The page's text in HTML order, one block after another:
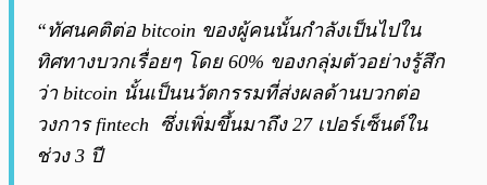
“ทัศนคติต่อ bitcoin ของผู้คนนั้นกำลังเป็นไปใน
ทิศทางบวกเรื่อยๆ โดย 60% ของกลุ่มตัวอย่างรู้สึก
ว่า bitcoin นั้นเป็นนวัตกรรมที่ส่งผลด้านบวกต่อ
วงการ fintech ซึ่งเพิ่มขึ้นมาถึง 27 เปอร์เซ็นต์ใน
ช่วง 3 ปี